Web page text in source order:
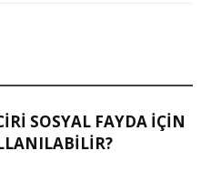
SOSYAL FAYDA IÇIN